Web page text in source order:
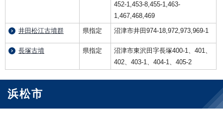
452-1,453-8,455-1,463-
1,467,468,469
井田松江古墳群
県指定 沼津市井田974-18,972,973,969-1
長塚古墳 県指定
沼津市東沢田字長塚400-1、401、
402、403-1、404-1、405-2
浜松市